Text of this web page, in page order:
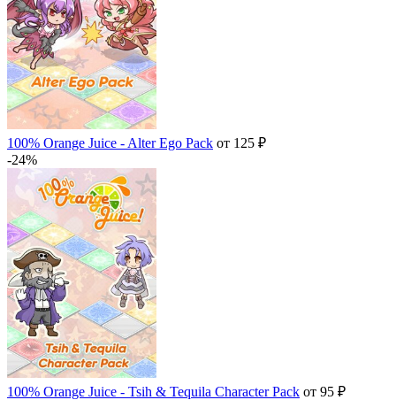
100% Orange Juice - Alter Ego Pack от 125 ₽
-24%
100% Orange Juice - Tsih & Tequila Character Pack от 95 ₽